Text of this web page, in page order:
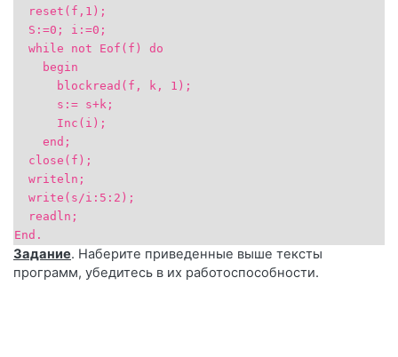
reset(f,1);
S:=0; i:=0;
while not Eof(f) do
begin
blockread(f, k, 1);
s:= s+k;
Inc(i);
end;
close(f);
writeln;
write(s/i:5:2);
readln;
End.
Задание. Наберите приведенные выше тексты
программ, убедитесь в их работоспособности.